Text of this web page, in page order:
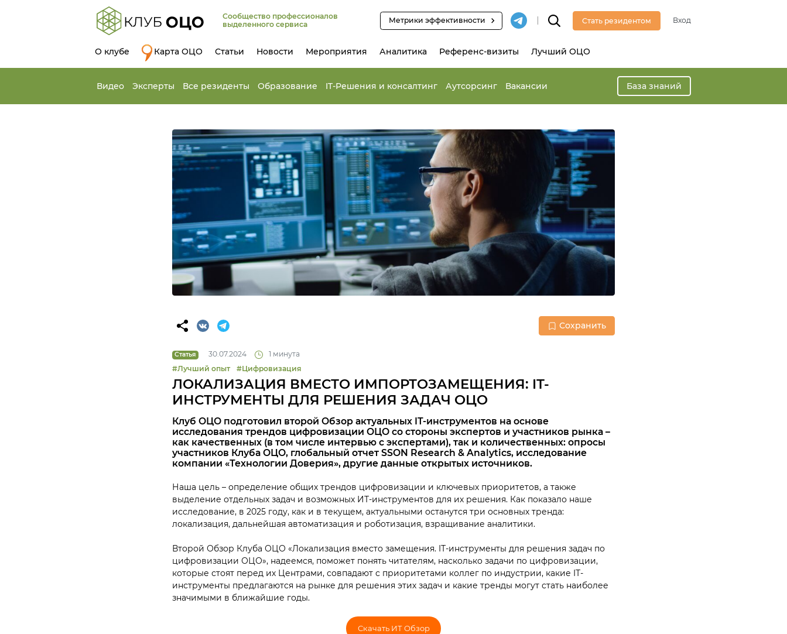
Сообщество профессионалов
выделенного сервиса
Метрики эффективности Стать резидентом Вход
О клубе Карта ОЦО Статьи Новости Мероприятия Аналитика Референс-визиты Лучший ОЦО
Видео Эксперты Все резиденты Образование IT-Решения и консалтинг Аутсорсинг Вакансии База знаний
Сохранить
Статья 30.07.2024
1 минута
#Лучший опыт
#Цифровизация
ЛОКАЛИЗАЦИЯ ВМЕСТО ИМПОРТОЗАМЕЩЕНИЯ: IТ-
ИНСТРУМЕНТЫ ДЛЯ РЕШЕНИЯ ЗАДАЧ ОЦО
Клуб ОЦО подготовил второй Обзор актуальных IТ-инструментов на основе
исследования трендов цифровизации ОЦО со стороны экспертов и участников рынка –
как качественных (в том числе интервью с экспертами), так и количественных: опросы
участников Клуба ОЦО, глобальный отчет SSON Research & Analytics, исследование
компании «Технологии Доверия», другие данные открытых источников.
Наша цель – определение общих трендов цифровизации и ключевых приоритетов, а также
выделение отдельных задач и возможных ИТ-инструментов для их решения. Как показало наше
исследование, в 2025 году, как и в текущем, актуальными останутся три основных тренда:
локализация, дальнейшая автоматизация и роботизация, взращивание аналитики.
Второй Обзор Клуба ОЦО «Локализация вместо замещения. IТ-инструменты для решения задач по
цифровизации ОЦО», надеемся, поможет понять читателям, насколько задачи по цифровизации,
которые стоят перед их Центрами, совпадают с приоритетами коллег по индустрии, какие IТ-
инструменты предлагаются на рынке для решения этих задач и какие тренды могут стать наиболее
значимыми в ближайшие годы.
Скачать ИТ Обзор